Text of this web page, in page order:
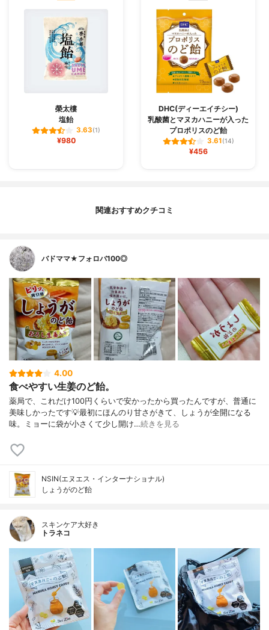
榮太樓
塩飴
3.63(1)
¥980
DHC(ディーエイチシー)
乳酸菌とマヌカハニーが入った
プロポリスのど飴
3.61(14)
¥456
関連おすすめクチコミ
バドママ★フォロバ100◎
4.00
食べやすい生姜のど飴。
薬局で、これだけ100円くらいで安かったから買ったんですが、普通に
美味しかったです💡最初にほんのり甘さがきて、しょうが全開になる
味。ミョーに袋が小さくて少し開け…続きを見る
NSIN(エヌエス・インターナショナル)
しょうがのど飴
スキンケア大好き
トラネコ